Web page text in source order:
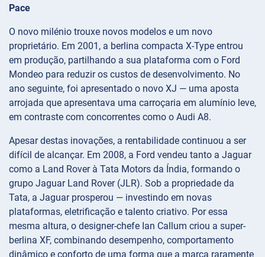
Pace
O novo milénio trouxe novos modelos e um novo
proprietário. Em 2001, a berlina compacta X-Type entrou
em produção, partilhando a sua plataforma com o Ford
Mondeo para reduzir os custos de desenvolvimento. No
ano seguinte, foi apresentado o novo XJ — uma aposta
arrojada que apresentava uma carroçaria em alumínio leve,
em contraste com concorrentes como o Audi A8.
Apesar destas inovações, a rentabilidade continuou a ser
difícil de alcançar. Em 2008, a Ford vendeu tanto a Jaguar
como a Land Rover à Tata Motors da Índia, formando o
grupo Jaguar Land Rover (JLR). Sob a propriedade da
Tata, a Jaguar prosperou — investindo em novas
plataformas, eletrificação e talento criativo. Por essa
mesma altura, o designer-chefe Ian Callum criou a super-
berlina XF, combinando desempenho, comportamento
dinâmico e conforto de uma forma que a marca raramente